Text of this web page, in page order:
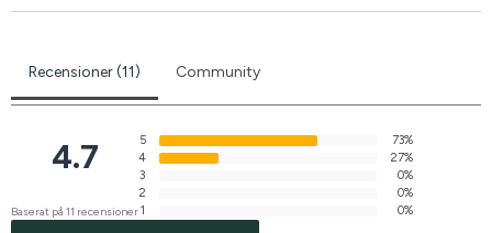
Recensioner (11) Community
4.7
Baserat på 11 recensioner
5
73%
4
27%
3
0%
2
0%
1
0%